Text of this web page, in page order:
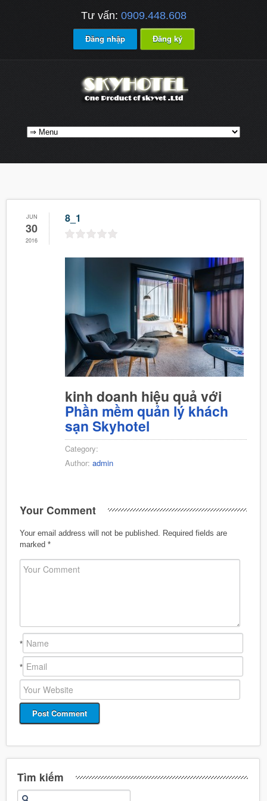
Tư vấn: 0909.448.608
Đăng nhập Đăng ký
JUN
30
2016
8_1
kinh doanh hiệu quả với
Phần mềm quản lý khách
sạn Skyhotel
Category:
Author: admin
Your Comment
Your email address will not be published.
Required fields are
marked *
*
*
Tìm kiếm